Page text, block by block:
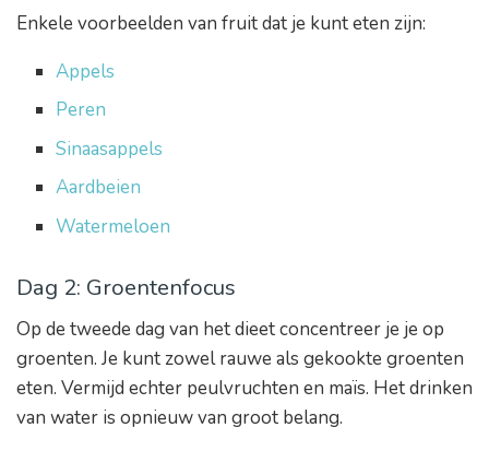
Enkele voorbeelden van fruit dat je kunt eten zijn:
Appels
Peren
Sinaasappels
Aardbeien
Watermeloen
Dag 2: Groentenfocus
Op de tweede dag van het dieet concentreer je je op
groenten. Je kunt zowel rauwe als gekookte groenten
eten. Vermijd echter peulvruchten en maïs. Het drinken
van water is opnieuw van groot belang.